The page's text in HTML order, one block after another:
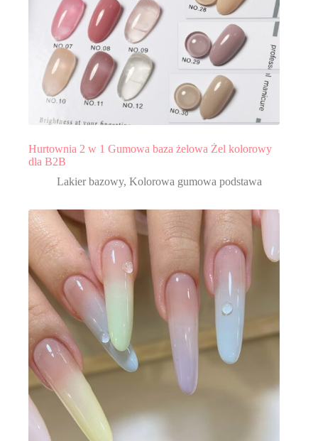
Hurtownia 2 w 1 Gumowa baza żelowa Żel kolorowy
dla B2B
Lakier bazowy, Kolorowa gumowa podstawa